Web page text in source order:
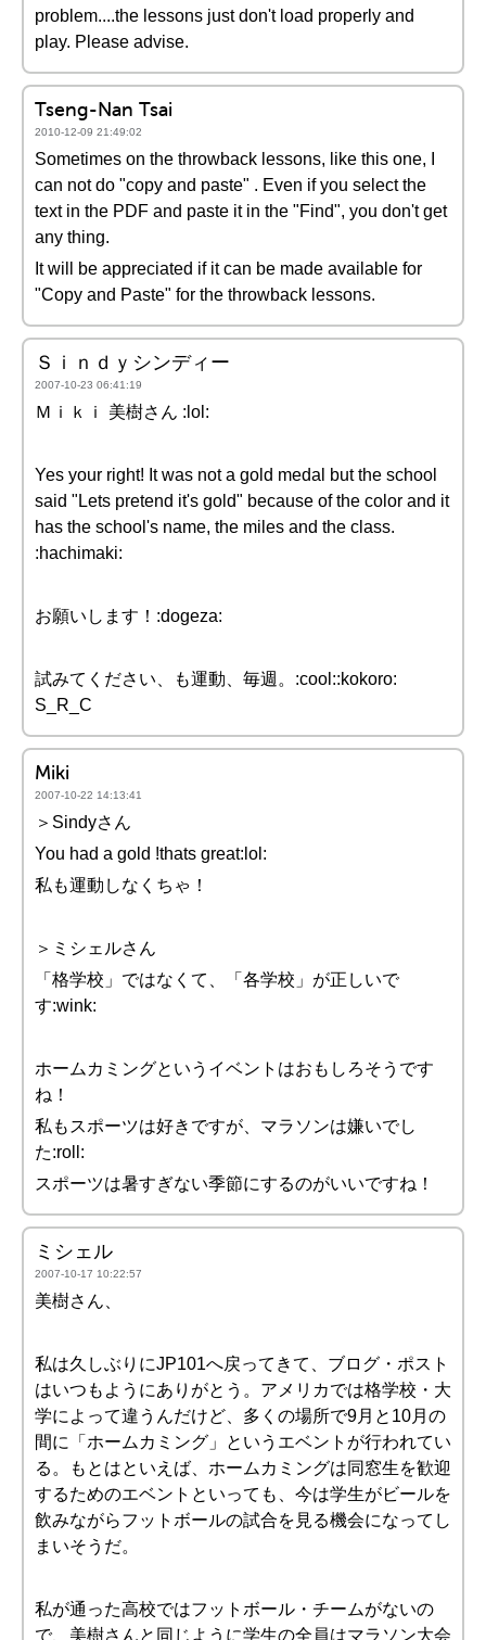
problem....the lessons just don't load properly and
play. Please advise.
Tseng-Nan Tsai
2010-12-09 21:49:02
Sometimes on the throwback lessons, like this one, I
can not do "copy and paste" . Even if you select the
text in the PDF and paste it in the "Find", you don't get
any thing.
It will be appreciated if it can be made available for
"Copy and Paste" for the throwback lessons.
Ｓｉｎｄｙシンディー
2007-10-23 06:41:19
Ｍｉｋｉ 美樹さん :lol:
Yes your right! It was not a gold medal but the school
said "Lets pretend it's gold" because of the color and it
has the school's name, the miles and the class.
:hachimaki:
お願いします！:dogeza:
試みてください、も運動、毎週。:cool::kokoro:
S_R_C
Miki
2007-10-22 14:13:41
＞Sindyさん
You had a gold !thats great:lol:
私も運動しなくちゃ！
＞ミシェルさん
「格学校」ではなくて、「各学校」が正しいで
す:wink:
ホームカミングというイベントはおもしろそうです
ね！
私もスポーツは好きですが、マラソンは嫌いでし
た:roll:
スポーツは暑すぎない季節にするのがいいですね！
ミシェル
2007-10-17 10:22:57
美樹さん、
私は久しぶりにJP101へ戻ってきて、ブログ・ポスト
はいつもようにありがとう。アメリカでは格学校・大
学によって違うんだけど、多くの場所で9月と10月の
間に「ホームカミング」というエベントが行われてい
る。もとはといえば、ホームカミングは同窓生を歓迎
するためのエベントといっても、今は学生がビールを
飲みながらフットボールの試合を見る機会になってし
まいそうだ。
私が通った高校ではフットボール・チームがないの
で、美樹さんと同じように学生の全員はマラソン大会